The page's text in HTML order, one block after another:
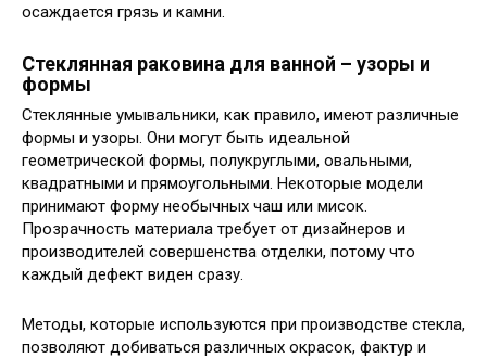
осаждается грязь и камни.
Стеклянная раковина для ванной – узоры и
формы
Стеклянные умывальники, как правило, имеют различные
формы и узоры. Они могут быть идеальной
геометрической формы, полукруглыми, овальными,
квадратными и прямоугольными. Некоторые модели
принимают форму необычных чаш или мисок.
Прозрачность материала требует от дизайнеров и
производителей совершенства отделки, потому что
каждый дефект виден сразу.
Методы, которые используются при производстве стекла,
позволяют добиваться различных окрасок, фактур и